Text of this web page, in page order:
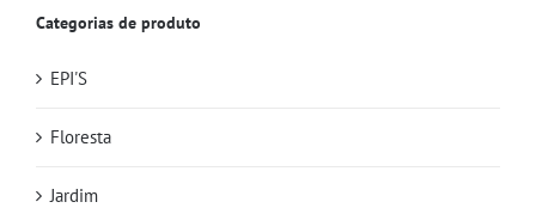
Categorias de produto
EPI'S
Floresta
Jardim